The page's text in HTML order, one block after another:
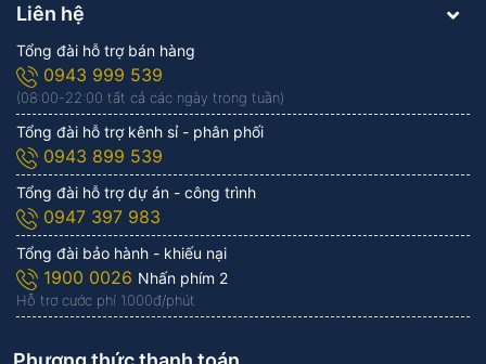
Liên hệ
Tổng đài hỗ trợ bán hàng
0943 999 539
(08:00-22:00 tất cả các ngày trong tuần)
Tổng đài hỗ trợ kênh sỉ - phân phối
0943 899 539
Tổng đài hỗ trợ dự án - công trình
0947 397 983
Tổng đài bảo hành - khiếu nại
1900 0026 Nhấn phím 2
Hỗ trợ cước phí 1.000đ/phút